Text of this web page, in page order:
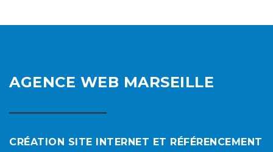
AGENCE WEB MARSEILLE
CRÉATION SITE INTERNET ET RÉFÉRENCEMENT